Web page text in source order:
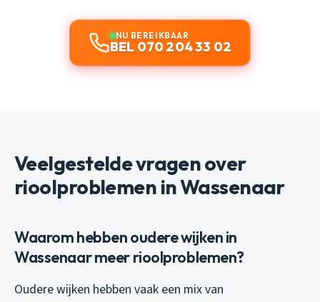
NU BEREIKBAAR
BEL 070 204 33 02
Veelgestelde vragen over
rioolproblemen in Wassenaar
Waarom hebben oudere wijken in
Wassenaar meer rioolproblemen?
Oudere wijken hebben vaak een mix van